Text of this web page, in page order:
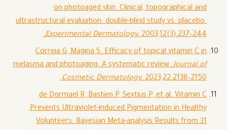
on photoaged skin. Clinical, topographical and
ultrastructural evaluation: double-blind study vs. placebo.
Experimental Dermatology.2003;12(3):237–244.
Correia G, Magina S. Efficacy of topical vitamin C in
melasma and photoaging: A systematic review.Journal of
Cosmetic Dermatology.2023;22:2138–2150.
de Dormael R, Bastien P, Sextius P, et al. Vitamin C
Prevents Ultraviolet-induced Pigmentation in Healthy
Volunteers: Bayesian Meta-analysis Results from 31